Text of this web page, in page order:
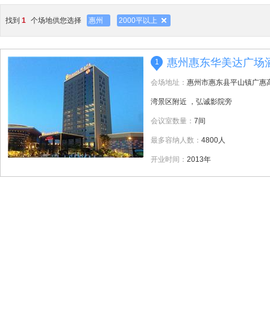
找到 1 个场地供您选择 惠州 2000平以上
1 惠州惠东华美达广场
会场地址： 惠州市惠东县平山镇广惠
湾景区附近 ，弘诚影院旁
会议室数量： 7间
最多容纳人数： 4800人
开业时间： 2013年